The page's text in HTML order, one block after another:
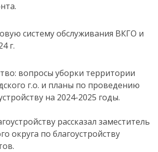
систему обслуживания ВКГО и
г.
вопросы уборки территории
г.о. и планы по проведению
на 2024-2025 годы.
рассказал заместитель
округа по благоустройству